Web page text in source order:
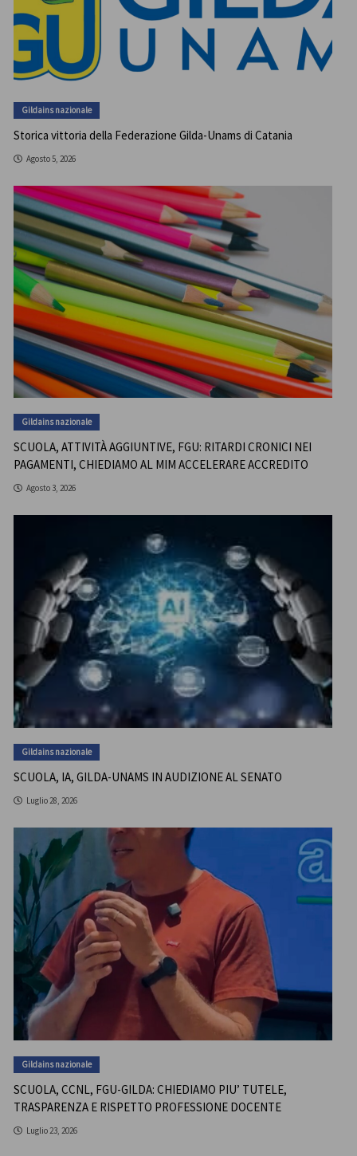
Gildains nazionale
Storica vittoria della Federazione Gilda-Unams di Catania
Agosto 5, 2026
Gildains nazionale
SCUOLA, ATTIVITÀ AGGIUNTIVE, FGU: RITARDI CRONICI NEI
PAGAMENTI, CHIEDIAMO AL MIM ACCELERARE ACCREDITO
Agosto 3, 2026
Gildains nazionale
SCUOLA, IA, GILDA-UNAMS IN AUDIZIONE AL SENATO
Luglio 28, 2026
Gildains nazionale
SCUOLA, CCNL, FGU-GILDA: CHIEDIAMO PIU’ TUTELE,
TRASPARENZA E RISPETTO PROFESSIONE DOCENTE
Luglio 23, 2026